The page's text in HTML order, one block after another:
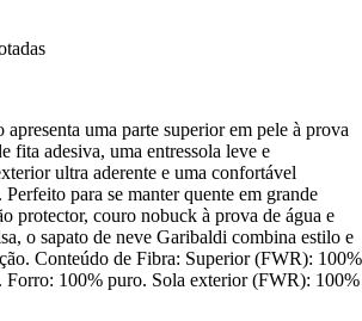
apresenta uma parte superior em pele à prova
fita adesiva, uma entressola leve e
ultra aderente e uma confortável
para se manter quente em grande
protector, couro nobuck à prova de água e
o sapato de neve Garibaldi combina estilo e
Conteúdo de Fibra: Superior (FWR): 100%
Forro: 100% puro. Sola exterior (FWR): 100%